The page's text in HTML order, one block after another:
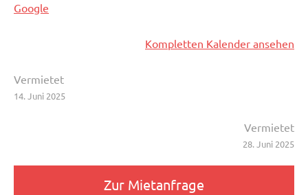
Google
Kompletten Kalender ansehen
Beitragsnavigation
Vermietet
14. Juni 2025
Vermietet
28. Juni 2025
Zur Mietanfrage